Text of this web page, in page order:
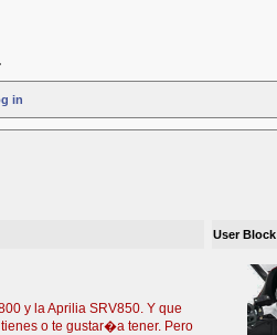
in
y la Aprilia SRV850. Y que
o te gustar�a tener. Pero
User Block